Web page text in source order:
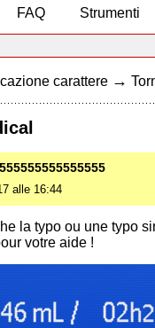
FAQ
Strumenti
carattere →
alle 16:44
la typo ou une typo
votre aide !